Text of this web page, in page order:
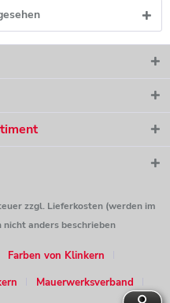
zzgl. Lieferkosten (werden im
anders beschrieben
Farben von Klinkern
Mauerwerksverband